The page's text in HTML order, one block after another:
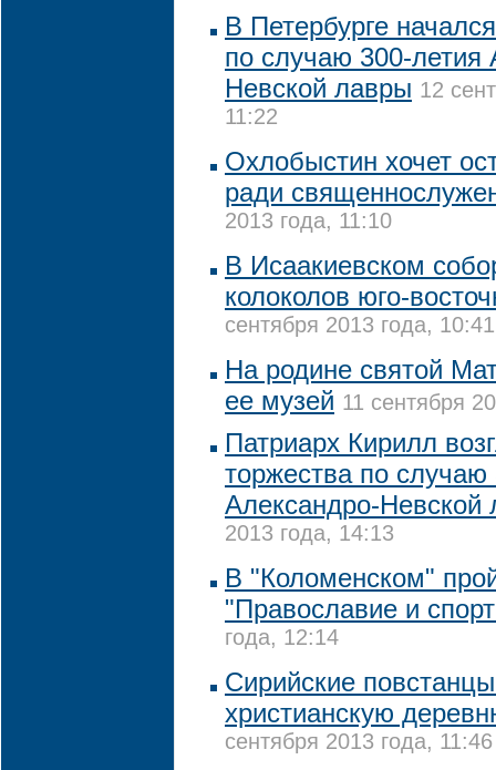
В Петербурге
по случаю 300-летия
Невской лавры 12
11:22
Охлобыстин хочет
ради
2013 года, 11:10
В Исаакиевском
колоколов юго-
сентября 2013 года, 10:41
На родине святой
ее музей 11 сентября
Патриарх Кирилл
торжества по случаю
Александро-Невской
2013 года, 14:13
В "Коломенском"
"Православие и
года, 12:14
Сирийские
христианскую
сентября 2013 года, 11:46